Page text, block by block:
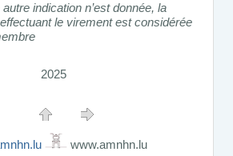
indication n’est donnée, la
le virement est considérée
2025
www.amnhn.lu